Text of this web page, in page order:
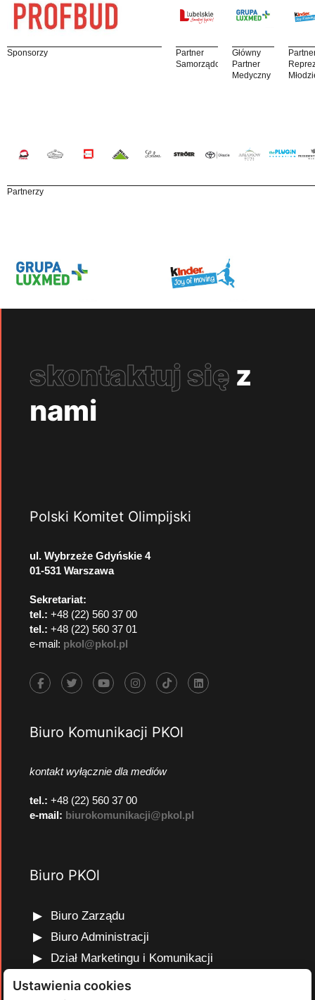
Sponsorzy
Partner
Samorządowy
Główny
Partner
Medyczny
Partnerzy
skontaktuj się z
nami
Polski Komitet Olimpijski
ul. Wybrzeże Gdyńskie 4
01-531 Warszawa
Sekretariat:
tel.: +48 (22) 560 37 00
tel.: +48 (22) 560 37 01
e-mail: pkol@pkol.pl
Biuro Komunikacji PKOl
kontakt wyłącznie dla mediów
tel.: +48 (22) 560 37 00
e-mail: biurokomunikacji@pkol.pl
Biuro PKOl
Biuro Zarządu
Biuro Administracji
Dział Marketingu i Komunikacji
Dział Edukacji Olimpijskiej
Ustawienia cookies